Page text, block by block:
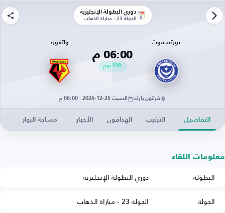
دوري البطولة الإنجليزية
الجولة 23 - مباراة الذهاب
بورتسموث
06:00 م
138 يوم
واتفورد
فراتون بارك السبت 26-12-2026 · 06:00 م
التفاصيل الترتيب الهدافون الأخبار مساحة الزوار
معلومات اللقاء
البطولة
دوري البطولة الإنجليزية
الجولة
الجولة 23 - مباراة الذهاب